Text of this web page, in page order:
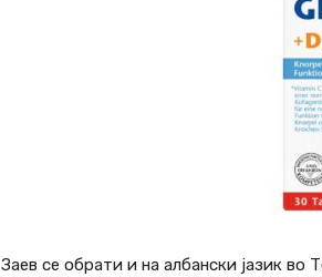
Заев се обрати и на албански јазик